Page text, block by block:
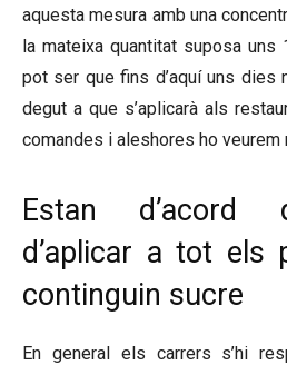
aquesta mesura amb una
la mateixa quantitat suposa uns
pot ser que fins d’aquí uns dies
degut a que s’aplicarà als
comandes i aleshores ho
Estan d’acord
d’aplicar a tot els
continguin sucre
En general els carrers s’hi